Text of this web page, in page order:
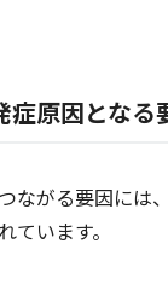
症原因となる
ながる要因には
ています。